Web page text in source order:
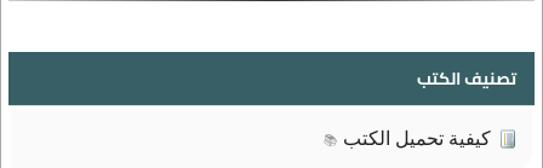
تصنيف الكتب
كيفية تحميل الكتب 📚